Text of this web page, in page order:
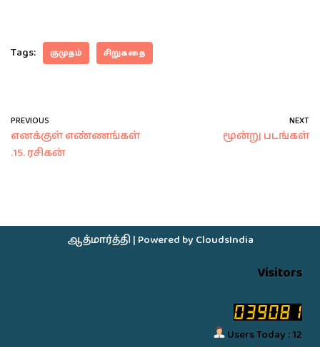
Tags: குமுதம் சிறுகதை
PREVIOUS
எனக்குள் எண்ணங்கள்
.15. ரசிகன்
NEXT
மூன்று படங்கள்
ஆத்மார்த்தி | Powered by CloudsIndia
Visitors
Users Today : 12